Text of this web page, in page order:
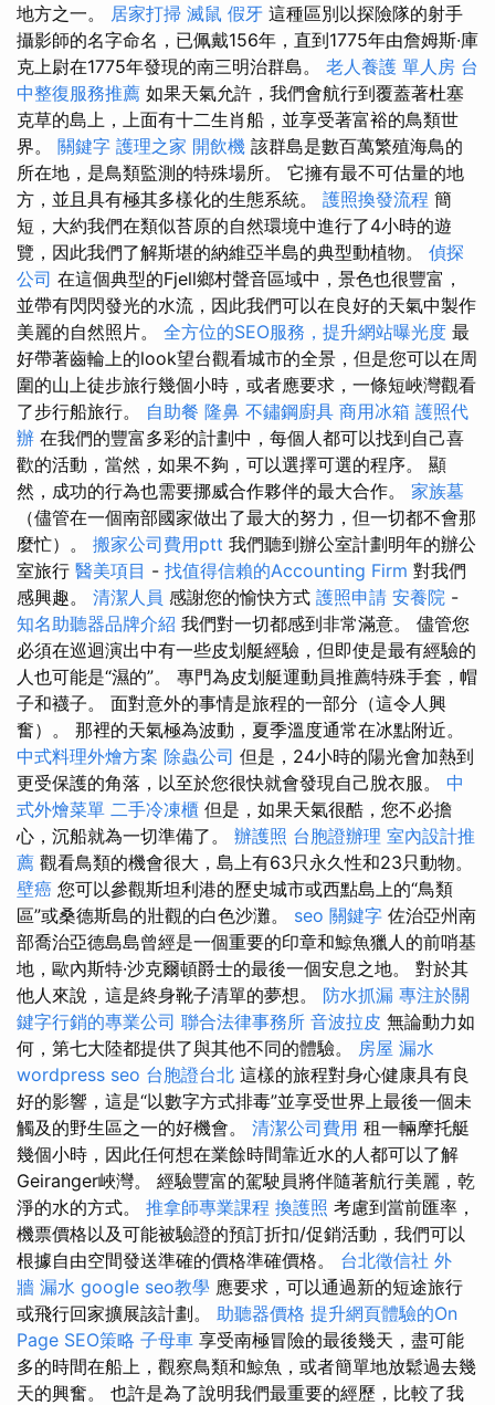
地方之一。 居家打掃 滅鼠 假牙 這種區別以探險隊的射手
攝影師的名字命名，已佩戴156年，直到1775年由詹姆斯·庫
克上尉在1775年發現的南三明治群島。 老人養護 單人房 台
中整復服務推薦 如果天氣允許，我們會航行到覆蓋著杜塞
克草的島上，上面有十二生肖船，並享受著富裕的鳥類世
界。 關鍵字 護理之家 開飲機 該群島是數百萬繁殖海鳥的
所在地，是鳥類監測的特殊場所。 它擁有最不可估量的地
方，並且具有極其多樣化的生態系統。 護照換發流程 簡
短，大約我們在類似苔原的自然環境中進行了4小時的遊
覽，因此我們了解斯堪的納維亞半島的典型動植物。 偵探
公司 在這個典型的Fjell鄉村聲音區域中，景色也很豐富，
並帶有閃閃發光的水流，因此我們可以在良好的天氣中製作
美麗的自然照片。 全方位的SEO服務，提升網站曝光度 最
好帶著齒輪上的look望台觀看城市的全景，但是您可以在周
圍的山上徒步旅行幾個小時，或者應要求，一條短峽灣觀看
了步行船旅行。 自助餐 隆鼻 不鏽鋼廚具 商用冰箱 護照代
辦 在我們的豐富多彩的計劃中，每個人都可以找到自己喜
歡的活動，當然，如果不夠，可以選擇可選的程序。 顯
然，成功的行為也需要挪威合作夥伴的最大合作。 家族墓
（儘管在一個南部國家做出了最大的努力，但一切都不會那
麼忙）。 搬家公司費用ptt 我們聽到辦公室計劃明年的辦公
室旅行 醫美項目 - 找值得信賴的Accounting Firm 對我們
感興趣。 清潔人員 感謝您的愉快方式 護照申請 安養院 -
知名助聽器品牌介紹 我們對一切都感到非常滿意。 儘管您
必須在巡迴演出中有一些皮划艇經驗，但即使是最有經驗的
人也可能是“濕的”。 專門為皮划艇運動員推薦特殊手套，帽
子和襪子。 面對意外的事情是旅程的一部分（這令人興
奮）。 那裡的天氣極為波動，夏季溫度通常在冰點附近。
中式料理外燴方案 除蟲公司 但是，24小時的陽光會加熱到
更受保護的角落，以至於您很快就會發現自己脫衣服。 中
式外燴菜單 二手冷凍櫃 但是，如果天氣很酷，您不必擔
心，沉船就為一切準備了。 辦護照 台胞證辦理 室內設計推
薦 觀看鳥類的機會很大，島上有63只永久性和23只動物。
壁癌 您可以參觀斯坦利港的歷史城市或西點島上的“鳥類
區”或桑德斯島的壯觀的白色沙灘。 seo 關鍵字 佐治亞州南
部喬治亞德島島曾經是一個重要的印章和鯨魚獵人的前哨基
地，歐內斯特·沙克爾頓爵士的最後一個安息之地。 對於其
他人來說，這是終身靴子清單的夢想。 防水抓漏 專注於關
鍵字行銷的專業公司 聯合法律事務所 音波拉皮 無論動力如
何，第七大陸都提供了與其他不同的體驗。 房屋 漏水
wordpress seo 台胞證台北 這樣的旅程對身心健康具有良
好的影響，這是“以數字方式排毒”並享受世界上最後一個未
觸及的野生區之一的好機會。 清潔公司費用 租一輛摩托艇
幾個小時，因此任何想在業餘時間靠近水的人都可以了解
Geiranger峽灣。 經驗豐富的駕駛員將伴隨著航行美麗，乾
淨的水的方式。 推拿師專業課程 換護照 考慮到當前匯率，
機票價格以及可能被驗證的預訂折扣/促銷活動，我們可以
根據自由空間發送準確的價格準確價格。 台北徵信社 外
牆 漏水 google seo教學 應要求，可以通過新的短途旅行
或飛行回家擴展該計劃。 助聽器價格 提升網頁體驗的On
Page SEO策略 子母車 享受南極冒險的最後幾天，盡可能
多的時間在船上，觀察鳥類和鯨魚，或者簡單地放鬆過去幾
天的興奮。 也許是為了說明我們最重要的經歷，比較了我